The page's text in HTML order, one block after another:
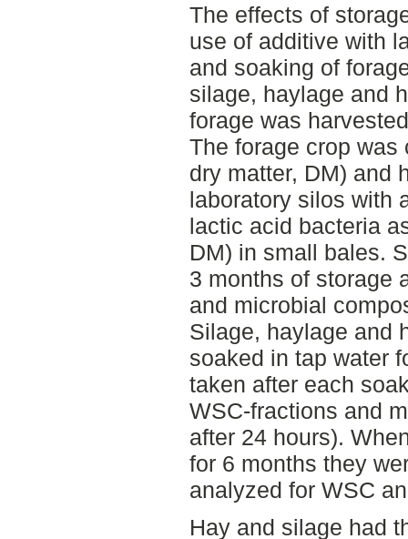
The effects of
use of additive with
and soaking of
silage, haylage and
forage was
The forage crop
dry matter, DM) and
laboratory silos with
lactic acid bacteria
DM) in small bales.
3 months of storage
and microbial
Silage, haylage and
soaked in tap water
taken after each
WSC-fractions and
after 24 hours).
for 6 months they
analyzed for WSC
Hay and silage had